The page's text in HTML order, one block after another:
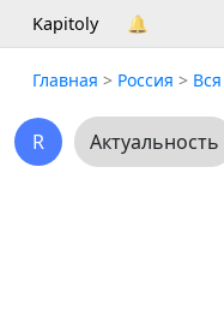
Kapitoly 🔔
Главная > Россия >
R Актуальность